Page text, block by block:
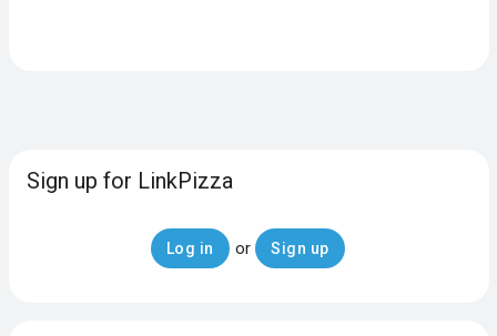
Sign up for LinkPizza
Log in or Sign up